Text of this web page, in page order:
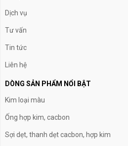
Dịch vụ
Tư vấn
Tin tức
Liên hệ
DÒNG SẢN PHẨM NỔI BẬT
Kim loại màu
Ống hợp kim, cacbon
Sợi dẹt, thanh dẹt cacbon, hợp kim